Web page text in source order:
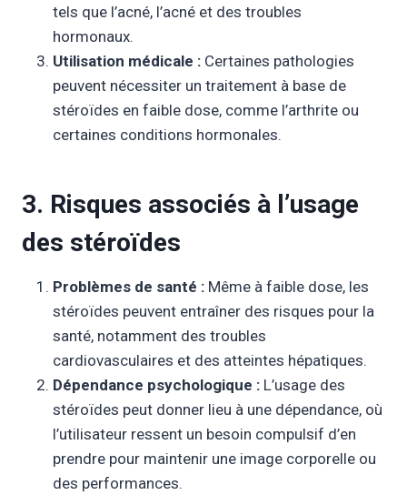
tels que l’acné, l’acné et des troubles
hormonaux.
Utilisation médicale : Certaines pathologies
peuvent nécessiter un traitement à base de
stéroïdes en faible dose, comme l’arthrite ou
certaines conditions hormonales.
3. Risques associés à l’usage
des stéroïdes
Problèmes de santé : Même à faible dose, les
stéroïdes peuvent entraîner des risques pour la
santé, notamment des troubles
cardiovasculaires et des atteintes hépatiques.
Dépendance psychologique : L’usage des
stéroïdes peut donner lieu à une dépendance, où
l’utilisateur ressent un besoin compulsif d’en
prendre pour maintenir une image corporelle ou
des performances.